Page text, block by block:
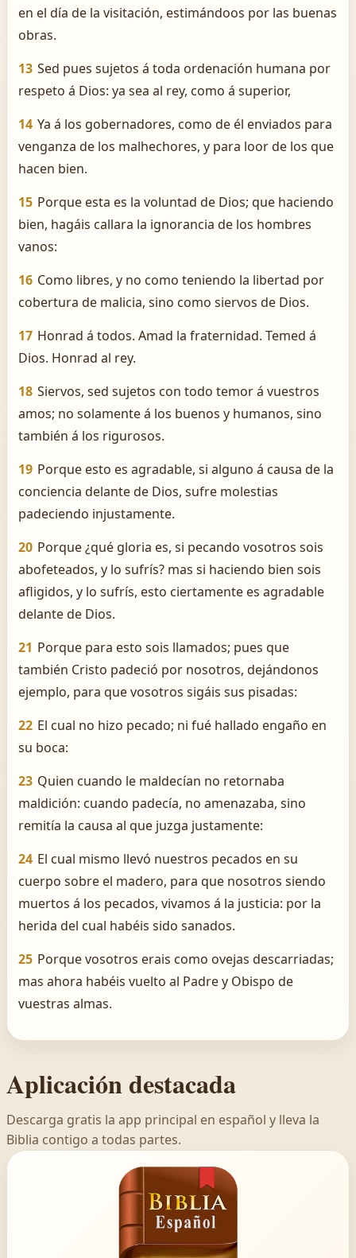
en el día de la visitación, estimándoos por las buenas
obras.
13 Sed pues sujetos á toda ordenación humana por
respeto á Dios: ya sea al rey, como á superior,
14 Ya á los gobernadores, como de él enviados para
venganza de los malhechores, y para loor de los que
hacen bien.
15 Porque esta es la voluntad de Dios; que haciendo
bien, hagáis callara la ignorancia de los hombres
vanos:
16 Como libres, y no como teniendo la libertad por
cobertura de malicia, sino como siervos de Dios.
17 Honrad á todos. Amad la fraternidad. Temed á
Dios. Honrad al rey.
18 Siervos, sed sujetos con todo temor á vuestros
amos; no solamente á los buenos y humanos, sino
también á los rigurosos.
19 Porque esto es agradable, si alguno á causa de la
conciencia delante de Dios, sufre molestias
padeciendo injustamente.
20 Porque ¿qué gloria es, si pecando vosotros sois
abofeteados, y lo sufrís? mas si haciendo bien sois
afligidos, y lo sufrís, esto ciertamente es agradable
delante de Dios.
21 Porque para esto sois llamados; pues que
también Cristo padeció por nosotros, dejándonos
ejemplo, para que vosotros sigáis sus pisadas:
22 El cual no hizo pecado; ni fué hallado engaño en
su boca:
23 Quien cuando le maldecían no retornaba
maldición: cuando padecía, no amenazaba, sino
remitía la causa al que juzga justamente:
24 El cual mismo llevó nuestros pecados en su
cuerpo sobre el madero, para que nosotros siendo
muertos á los pecados, vivamos á la justicia: por la
herida del cual habéis sido sanados.
25 Porque vosotros erais como ovejas descarriadas;
mas ahora habéis vuelto al Padre y Obispo de
vuestras almas.
Aplicación destacada
Descarga gratis la app principal en español y lleva la
Biblia contigo a todas partes.